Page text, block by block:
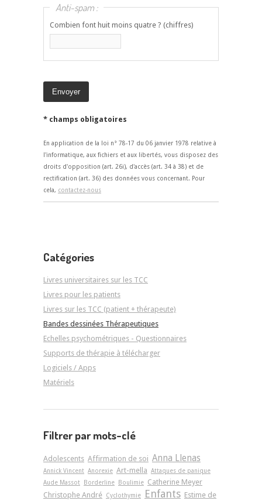
Anti-spam :
Combien font huit moins quatre ? (chiffres)
* champs obligatoires
En application de la loi n° 78-17 du 06 janvier 1978 relative à
l'informatique, aux fichiers et aux libertés, vous disposez des
droits d'opposition (art. 26i), d'accès (art. 34 à 38) et de
rectification (art. 36) des données vous concernant. Pour
cela, contactez-nous
Catégories
Livres universitaires sur les TCC
Livres pour les patients
Livres sur les TCC (patient + thérapeute)
Bandes dessinées Thérapeutiques
Echelles psychométriques - Questionnaires
Supports de thérapie à télécharger
Logiciels / Apps
Matériels
Filtrer par mots-clé
Adolescents Affirmation de soi Anna Llenas
Annick Vincent Anorexie Art-­mella Attaques de panique
Aude Massot
Borderline Boulimie Catherine Meyer
Christophe André Cyclothymie Enfants Estime de